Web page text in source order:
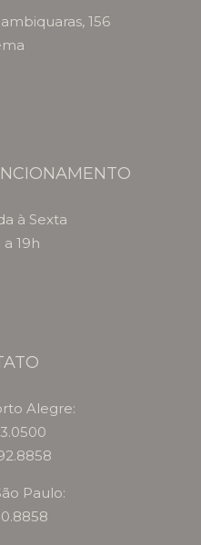
156
à Sexta
19h
Alegre:
Paulo: